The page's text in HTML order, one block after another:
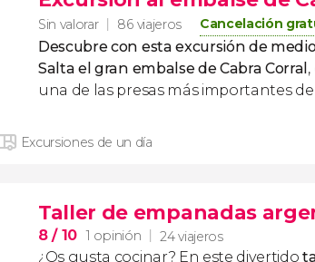
Sin valorar 86 viajeros Cancelación
Descubre con esta excursión de
Salta el gran embalse de Cabra Corral
una de las presas más importantes
Excursiones de un día
Taller de empanadas
8/ 10 1 opinión 24 viajeros
¿Os gusta cocinar? En este divertido